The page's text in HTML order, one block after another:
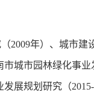
年）、城市建
城市园林绿化事业
展规划研究（